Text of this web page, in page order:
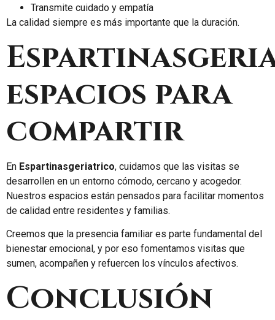
Transmite cuidado y empatía
La calidad siempre es más importante que la duración.
espacios para
compartir
En Espartinasgeriatrico, cuidamos que las visitas se
desarrollen en un entorno cómodo, cercano y acogedor.
Nuestros espacios están pensados para facilitar momentos
de calidad entre residentes y familias.
Creemos que la presencia familiar es parte fundamental del
bienestar emocional, y por eso fomentamos visitas que
sumen, acompañen y refuercen los vínculos afectivos.
Conclusión